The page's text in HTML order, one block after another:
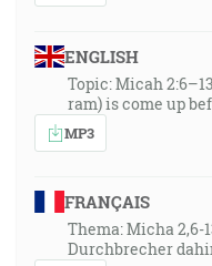
ENGLISH
Topic: Micah
ram) is come up
MP3
FRANÇAIS
Thema: Micha 2,6-
Durchbrecher